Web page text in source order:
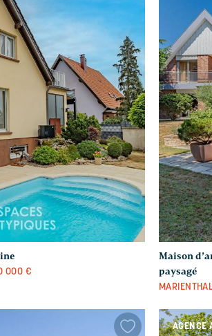
000 €
Maison
paysagé
AGENCE